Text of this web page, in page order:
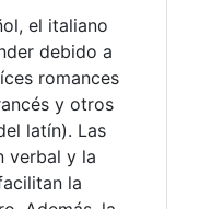
el italiano
debido a
romances
y otros
latín). Las
verbal y la
la